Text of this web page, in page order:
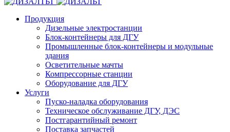
Продукция
Дизельные электростанции
Блок-контейнеры для ДГУ
Промышленные блок-контейнеры и модульные
здания
Осветительные мачты
Компрессорные станции
Оборудование для ДГУ
Услуги
Пуско-наладка оборудования
Техническое обслуживание ДГУ, ДЭС
Постгарантийный ремонт
Поставка запчастей